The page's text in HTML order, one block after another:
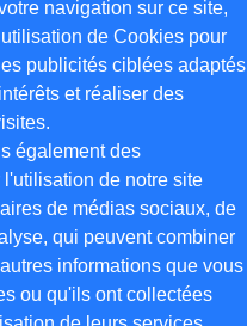
navigation sur ce site,
de Cookies pour
publicités ciblées adaptés
et réaliser des
également des
l'utilisation de notre site
de médias sociaux, de
qui peuvent combiner
informations que vous
ou qu'ils ont collectées